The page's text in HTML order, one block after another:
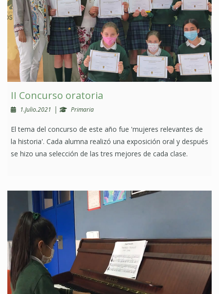
II Concurso oratoria
1.Julio.2021 | Primaria
El tema del concurso de este año fue 'mujeres relevantes de
la historia'. Cada alumna realizó una exposición oral y después
se hizo una selección de las tres mejores de cada clase.